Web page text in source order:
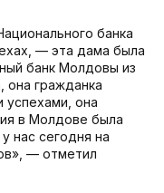
банка
— эта дама была
банк Молдовы из
она гражданка
успехами, она
в Молдове была
нас сегодня на
— отметил